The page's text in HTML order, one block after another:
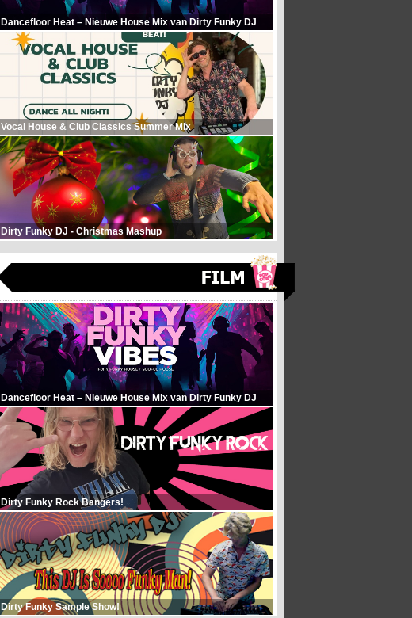
Dancefloor Heat – Nieuwe House Mix van Dirty Funky DJ
Vocal House & Club Classics Summer Mix
Dirty Funky DJ - Christmas Mashup
Dancefloor Heat – Nieuwe House Mix van Dirty Funky DJ
Dirty Funky Rock Bangers!
Dirty Funky Sample Show!